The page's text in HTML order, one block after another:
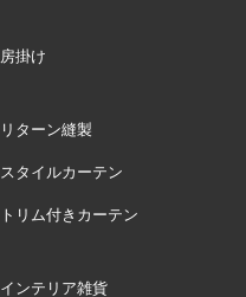
房掛け
リターン縫製
スタイルカーテン
トリム付きカーテン
インテリア雑貨